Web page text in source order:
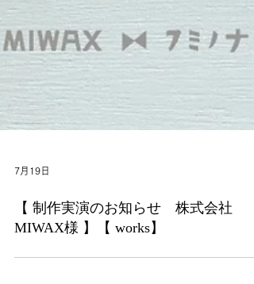
7月19日
【 制作実演のお知らせ 株式会社
MIWAX様 】【 works】